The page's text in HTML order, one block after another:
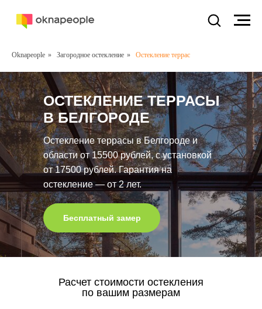
Oknapeople » Загородное остекление » Остекление террас
ОСТЕКЛЕНИЕ ТЕРРАСЫ
В БЕЛГОРОДЕ
Остекление террасы в Белгороде и
области от 15500 рублей, с установкой
от 17500 рублей. Гарантия на
остекление — от 2 лет.
Расчет стоимости остекления
по вашим размерам
Бесплатный замер